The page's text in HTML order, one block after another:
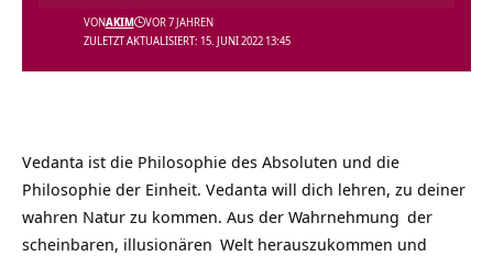
ZULETZT AKTUALISIERT: 15. JUNI 2022 13:45
VONAKIM VOR 7 JAHREN
Vedanta ist die Philosophie des Absoluten und die
Philosophie der Einheit. Vedanta will dich lehren, zu deiner
wahren Natur zu kommen. Aus der Wahrnehmung der
scheinbaren, illusionären Welt herauszukommen und